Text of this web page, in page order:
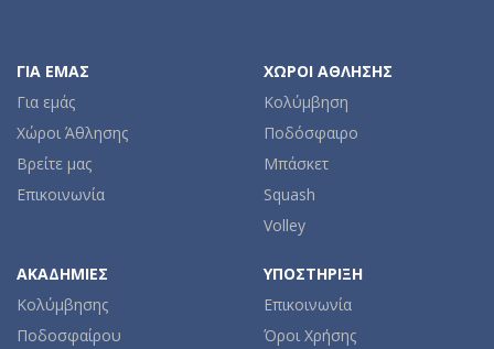
ΓΙΑ ΕΜΆΣ
Για εμάς
Χώροι Άθλησης
Βρείτε μας
Επικοινωνία
ΧΏΡΟΙ ΆΘΛΗΣΗΣ
Κολύμβηση
Ποδόσφαιρο
Μπάσκετ
Squash
Volley
ΑΚΑΔΗΜΊΕΣ
Κολύμβησης
Ποδοσφαίρου
ΥΠΟΣΤΉΡΙΞΗ
Επικοινωνία
Όροι Χρήσης